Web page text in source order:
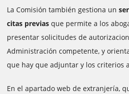
La Comisión también gestiona un
citas previas que permite a los
presentar solicitudes de
Administración competente, y
que hay que adjuntar y los criterios
En el apartado web de extranjería,